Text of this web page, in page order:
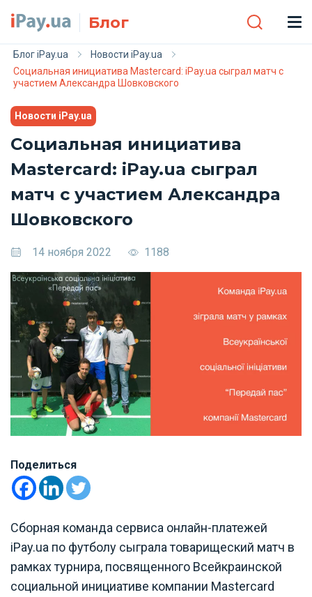
Блог
Блог iPay.ua
Новости iPay.ua
Социальная инициатива Mastercard: iPay.ua сыграл матч с
участием Александра Шовковского
Новости iPay.ua
Социальная инициатива
Mastercard: iPay.ua сыграл
матч с участием Александра
Шовковского
14 ноября 2022 1188
Поделиться
Сборная команда сервиса онлайн-платежей
iPay.ua по футболу сыграла товарищеский матч в
рамках турнира, посвященного Всейкраинской
социальной инициативе компании Mastercard